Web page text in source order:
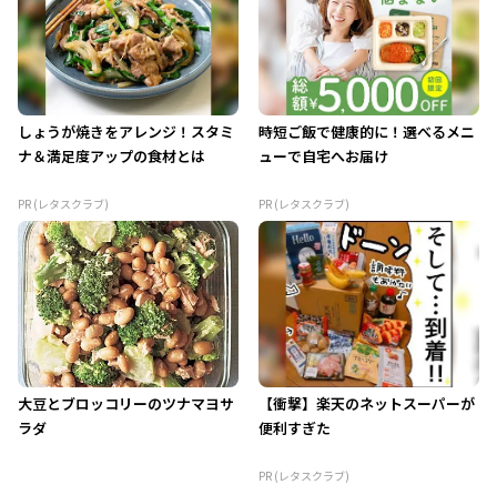
しょうが焼きをアレンジ！スタミ
ナ＆満足度アップの食材とは
PR (レタスクラブ)
時短ご飯で健康的に！選べるメニ
ューで自宅へお届け
PR (レタスクラブ)
大豆とブロッコリーのツナマヨサ
ラダ
【衝撃】楽天のネットスーパーが
便利すぎた
PR (レタスクラブ)